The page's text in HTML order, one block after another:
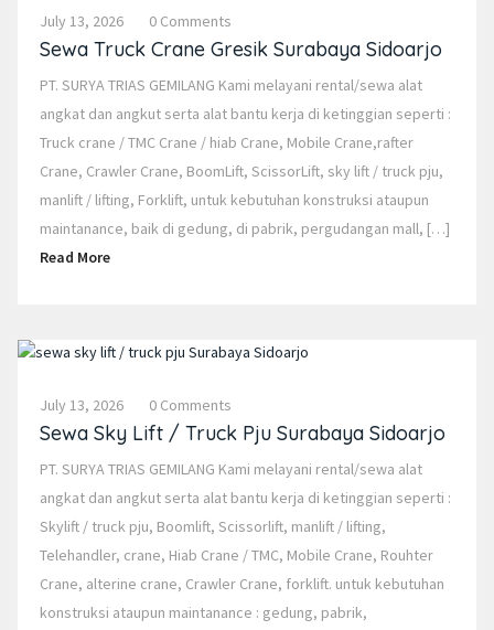
July 13, 2026 0 Comments
Sewa Truck Crane Gresik Surabaya Sidoarjo
PT. SURYA TRIAS GEMILANG Kami melayani rental/sewa alat
angkat dan angkut serta alat bantu kerja di ketinggian seperti :
Truck crane / TMC Crane / hiab Crane, Mobile Crane,rafter
Crane, Crawler Crane, BoomLift, ScissorLift, sky lift / truck pju,
manlift / lifting, Forklift, untuk kebutuhan konstruksi ataupun
maintanance, baik di gedung, di pabrik, pergudangan mall, […]
Read More
July 13, 2026 0 Comments
Sewa Sky Lift / Truck Pju Surabaya Sidoarjo
PT. SURYA TRIAS GEMILANG Kami melayani rental/sewa alat
angkat dan angkut serta alat bantu kerja di ketinggian seperti :
Skylift / truck pju, Boomlift, Scissorlift, manlift / lifting,
Telehandler, crane, Hiab Crane / TMC, Mobile Crane, Rouhter
Crane, alterine crane, Crawler Crane, forklift. untuk kebutuhan
konstruksi ataupun maintanance : gedung, pabrik,